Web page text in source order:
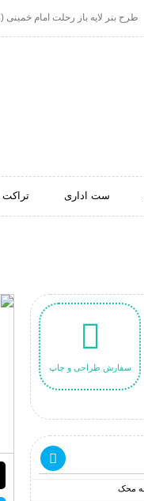
طرح بنر لایه باز رحلت امام خمینی
ست اداری
سفارش طراحی و چاپ